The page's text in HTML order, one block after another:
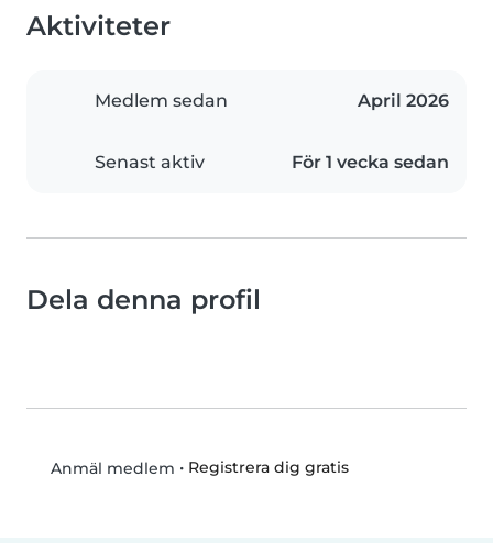
Aktiviteter
Medlem sedan April 2026
Senast aktiv För 1 vecka sedan
Dela denna profil
Anmäl medlem • Registrera dig gratis